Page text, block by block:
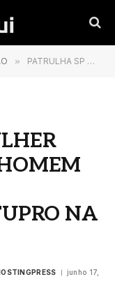
» PATRULHA SP MULHER SEGURA PRENDE HOMEM POR VIOLÊNCIA DOMÉSTICA E ESTUPRO NA CAPITAL
NA
junho 17,